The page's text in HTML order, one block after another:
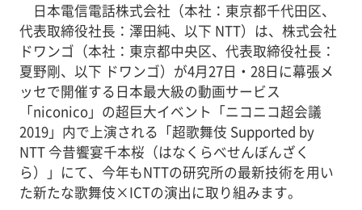
日本電信電話株式会社（本社：東京都千代田区、
代表取締役社長：澤田純、以下 NTT）は、株式会社
ドワンゴ（本社：東京都中央区、代表取締役社長：
夏野剛、以下 ドワンゴ）が4月27日・28日に幕張メ
ッセで開催する日本最大級の動画サービス
「niconico」の超巨大イベント「ニコニコ超会議
2019」内で上演される「超歌舞伎 Supported by
NTT 今昔饗宴千本桜（はなくらべせんぼんざく
ら）」にて、今年もNTTの研究所の最新技術を用い
た新たな歌舞伎×ICTの演出に取り組みます。